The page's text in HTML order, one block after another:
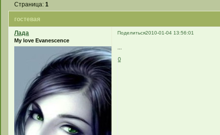
гостевая
Страница:1
Поделиться2010-01-04 13:56:01
Лада
My love Evanescence
0